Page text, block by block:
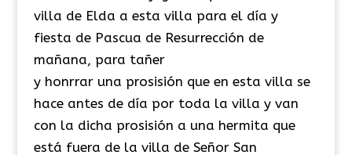
villa de Elda a esta villa para el día y
fiesta de Pascua de Resurrección de
mañana, para tañer
y honrrar una prosisión que en esta villa se
hace antes de día por toda la villa y van
con la dicha prosisión a una hermita que
está fuera de la villa de Señor San